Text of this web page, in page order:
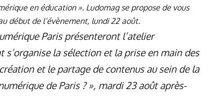
en éducation ». Ludomag se propose de vous
début de l’évènement, lundi 22 août.
Paris présenteront l’atelier
la sélection et la prise en main des
et le partage de contenus au sein de la
de Paris ? », mardi 23 août après-